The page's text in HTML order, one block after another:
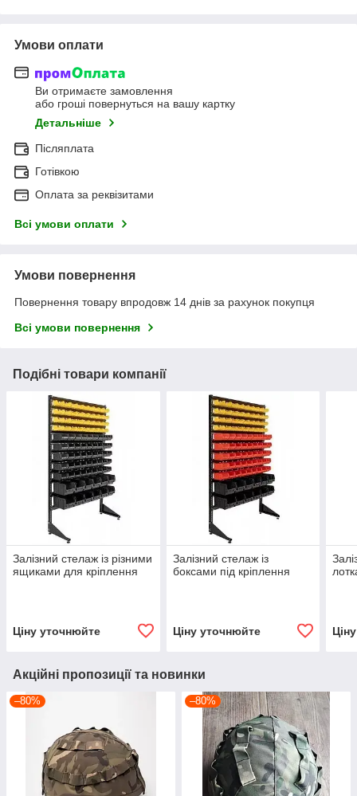
Умови оплати
Ви отримаєте замовлення
або гроші повернуться на вашу картку
Детальніше
Післяплата
Готівкою
Оплата за реквізитами
Всі умови оплати
Умови повернення
Повернення товару впродовж 14 днів за рахунок покупця
Всі умови повернення
Подібні товари компанії
Залізний стелаж із різними
ящиками для кріплення
Ціну уточнюйте
Залізний стелаж із
боксами під кріплення
Ціну уточнюйте
Акційні пропозиції та новинки
–80% –80%